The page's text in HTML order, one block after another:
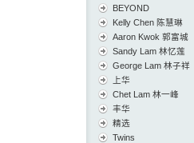
BEYOND
Kelly Chen 陈慧琳
Aaron Kwok 郭富城
Sandy Lam 林忆莲
George Lam 林子祥
上华
Chet Lam 林一峰
丰华
精选
Twins